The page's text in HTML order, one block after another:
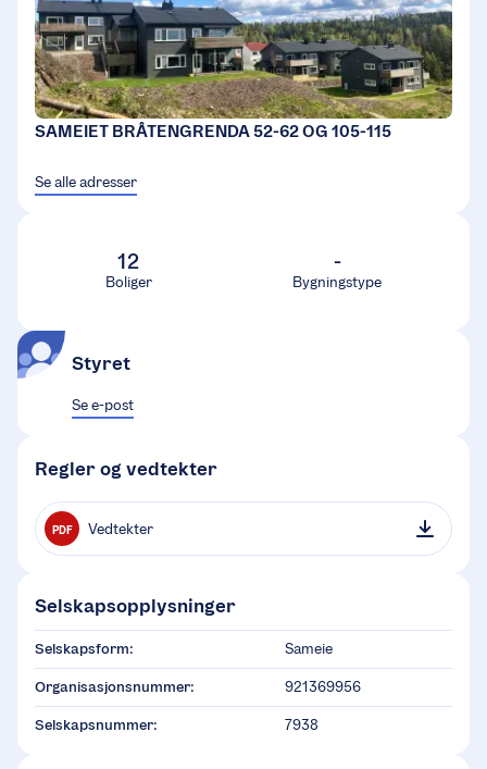
SAMEIET BRÅTENGRENDA 52-62 OG 105-115
Se alle adresser
12
Boliger
-
Bygningstype
Styret
Se e-post
Regler og vedtekter
PDF Vedtekter
Selskapsopplysninger
Selskapsform: Sameie
Organisasjonsnummer: 921369956
Selskapsnummer: 7938